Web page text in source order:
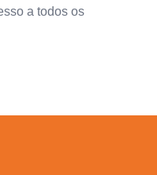
a todos os